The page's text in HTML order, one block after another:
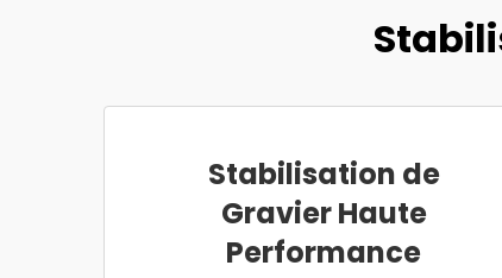
Stabilisation de
Gravier Haute
Performance